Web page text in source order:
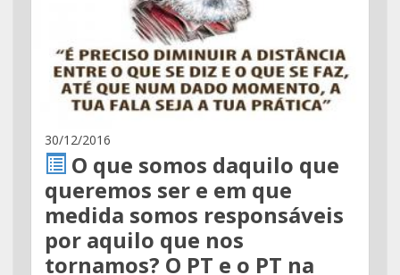
30/12/2016
O que somos daquilo que
queremos ser e em que
medida somos responsáveis
por aquilo que nos
tornamos? O PT e o PT na